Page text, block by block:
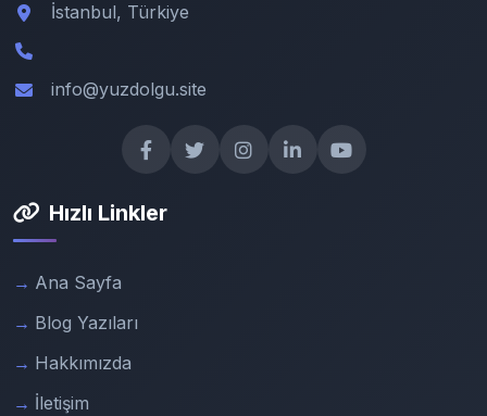
İstanbul, Türkiye
info@yuzdolgu.site
Hızlı Linkler
Ana Sayfa
Blog Yazıları
Hakkımızda
İletişim